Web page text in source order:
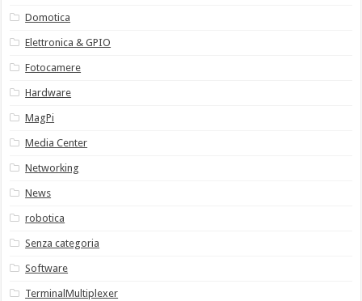
Domotica
Elettronica & GPIO
Fotocamere
Hardware
MagPi
Media Center
Networking
News
robotica
Senza categoria
Software
TerminalMultiplexer